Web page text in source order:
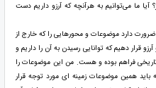
ما می‌توانیم به هرآنچه که آرزو داریم دست
دارد موضوعات و محورهایی را که خارج از
قرار دهیم که توانایی رسیدن به آن را داریم و
فراهم بوده و هست. من این موضوعات را
باید همین موضوعات زمینه ای مورد توجه قرار